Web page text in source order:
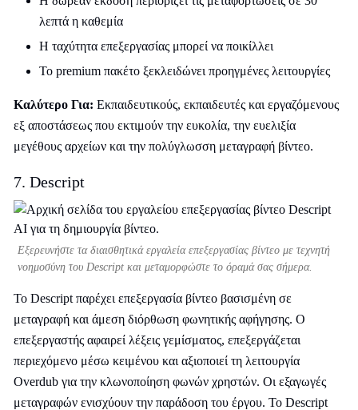
λεπτά η καθεμία
Η ταχύτητα επεξεργασίας μπορεί να ποικίλλει
Το premium πακέτο ξεκλειδώνει προηγμένες λειτουργίες
Καλύτερο Για: Εκπαιδευτικούς, εκπαιδευτές και εργαζόμενους
εξ αποστάσεως που εκτιμούν την ευκολία, την ευελιξία
μεγέθους αρχείων και την πολύγλωσση μεταγραφή βίντεο.
7. Descript
Εξερευνήστε τα διαισθητικά εργαλεία επεξεργασίας βίντεο με τεχνητή
νοημοσύνη του Descript και μεταμορφώστε το όραμά σας σήμερα.
Το Descript παρέχει επεξεργασία βίντεο βασισμένη σε
μεταγραφή και άμεση διόρθωση φωνητικής αφήγησης. Ο
επεξεργαστής αφαιρεί λέξεις γεμίσματος, επεξεργάζεται
περιεχόμενο μέσω κειμένου και αξιοποιεί τη λειτουργία
Overdub για την κλωνοποίηση φωνών χρηστών. Οι εξαγωγές
μεταγραφών ενισχύουν την παράδοση του έργου. Το Descript